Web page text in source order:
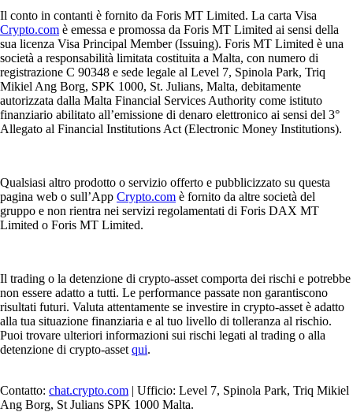
Il conto in contanti è fornito da Foris MT Limited. La carta Visa
Crypto.com è emessa e promossa da Foris MT Limited ai sensi della
sua licenza Visa Principal Member (Issuing). Foris MT Limited è una
società a responsabilità limitata costituita a Malta, con numero di
registrazione C 90348 e sede legale al Level 7, Spinola Park, Triq
Mikiel Ang Borg, SPK 1000, St. Julians, Malta, debitamente
autorizzata dalla Malta Financial Services Authority come istituto
finanziario abilitato all’emissione di denaro elettronico ai sensi del 3°
Allegato al Financial Institutions Act (Electronic Money Institutions).
Qualsiasi altro prodotto o servizio offerto e pubblicizzato su questa
pagina web o sull’App Crypto.com è fornito da altre società del
gruppo e non rientra nei servizi regolamentati di Foris DAX MT
Limited o Foris MT Limited.
Il trading o la detenzione di crypto-asset comporta dei rischi e potrebbe
non essere adatto a tutti. Le performance passate non garantiscono
risultati futuri. Valuta attentamente se investire in crypto-asset è adatto
alla tua situazione finanziaria e al tuo livello di tolleranza al rischio.
Puoi trovare ulteriori informazioni sui rischi legati al trading o alla
detenzione di crypto-asset qui.
Contatto: chat.crypto.com | Ufficio: Level 7, Spinola Park, Triq Mikiel
Ang Borg, St Julians SPK 1000 Malta.